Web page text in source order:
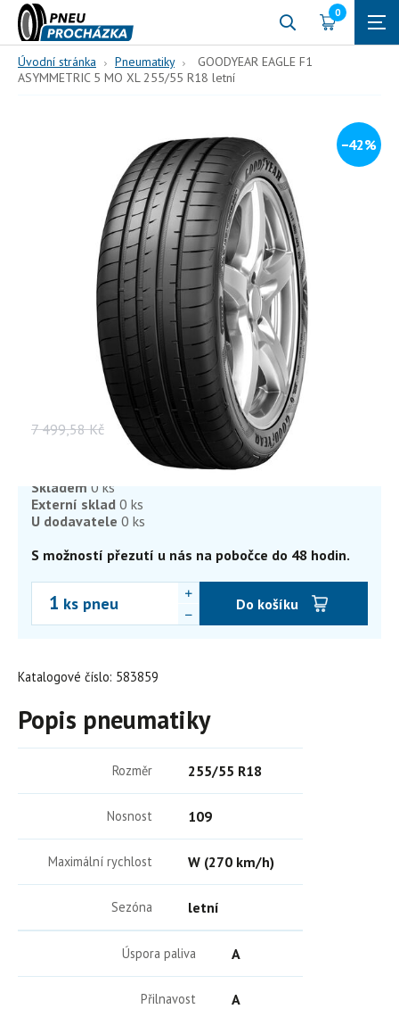
0
Úvodní stránka Pneumatiky
GOODYEAR EAGLE F1
ASYMMETRIC 5 MO XL 255/55 R18 letní
255/55 R18 109 W (270 km/h)
−42%
GOODYEAR EAGLE F1
ASYMMETRIC 5 MO XL
255/55 R18 letní
109, W, letní
Vaše cena s DPH
7 499,58 Kč
4 382,14Kč
3 621,60 Kč bez DPH
Skladem 0 ks
Externí sklad 0 ks
U dodavatele 0 ks
S možností přezutí u nás na pobočce do 48 hodin.
ks pneu Do košíku
Katalogové číslo: 583859
Popis pneumatiky
Rozměr 255/55 R18
Nosnost 109
Maximální rychlost W (270 km/h)
Sezóna letní
Úspora paliva A
Přilnavost A